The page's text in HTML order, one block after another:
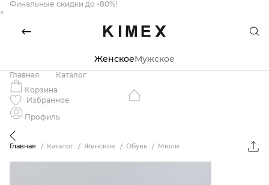
Финальные скидки до -80%!
×
ЖенскоеМужское
Главная
Каталог
Корзина
Избранное
Профиль
Главная Каталог Женское Обувь Мюли